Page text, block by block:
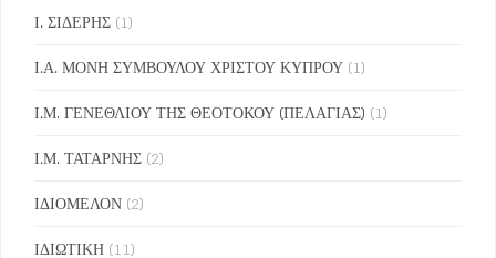
Ι. ΣΙΔΕΡΗΣ (1)
Ι.Α. ΜΟΝΗ ΣΥΜΒΟΥΛΟΥ ΧΡΙΣΤΟΥ ΚΥΠΡΟΥ (1)
Ι.Μ. ΓΕΝΕΘΛΙΟΥ ΤΗΣ ΘΕΟΤΟΚΟΥ (ΠΕΛΑΓΙΑΣ) (1)
Ι.Μ. ΤΑΤΑΡΝΗΣ (2)
ΙΔΙΟΜΕΛΟΝ (2)
ΙΔΙΩΤΙΚΗ (11)